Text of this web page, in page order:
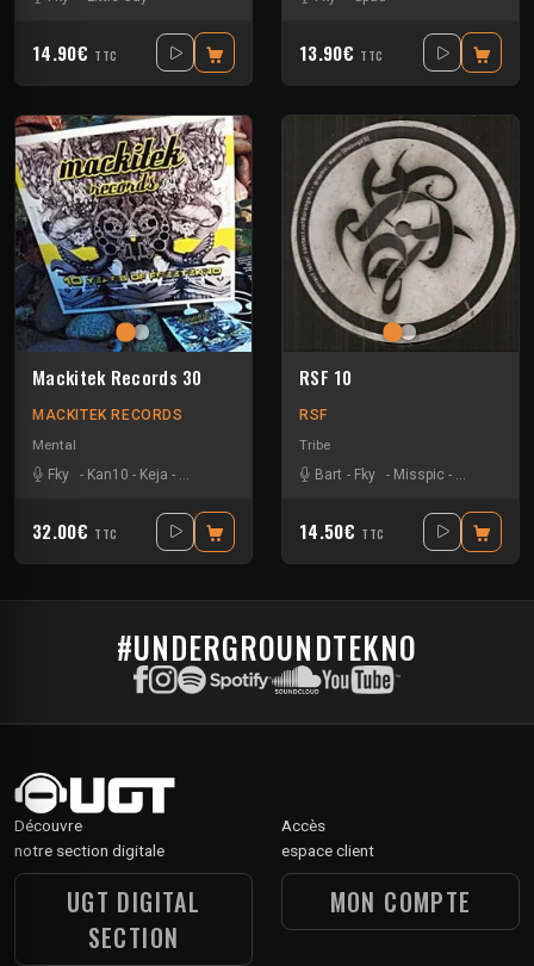
14.90€ TTC 13.90€ TTC
Mackitek Records 30
MACKITEK RECORDS
Mental
Fky
- Kan10 - Keja - Natural Awakening- Ozystik-Sevenum Six-
32.00€ TTC
RSF 10
RSF
Tribe
Bart - Fky - Misspic - Vincent
14.50€ TTC
#UNDERGROUNDTEKNO
Découvre
notre section digitale
UGT DIGITAL
SECTION
Accès
espace client
MON COMPTE